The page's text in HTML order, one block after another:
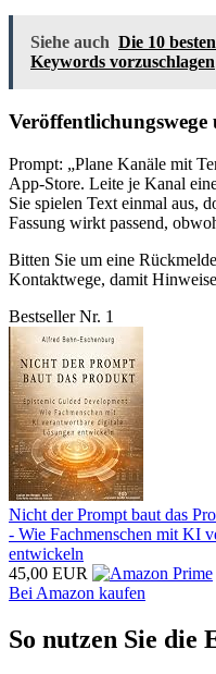
Siehe auch Die 10
Keywords vorzuschlagen
Prompt: „Plane Kanäle mit
App-Store. Leite je Kanal
Sie spielen Text einmal aus,
Fassung wirkt passend,
Bitten Sie um eine
Kontaktwege, damit
Bestseller Nr. 1
Nicht der Prompt baut das
- Wie Fachmenschen mit KI
entwickeln
45,00 EUR
Bei Amazon kaufen
So nutzen Sie die